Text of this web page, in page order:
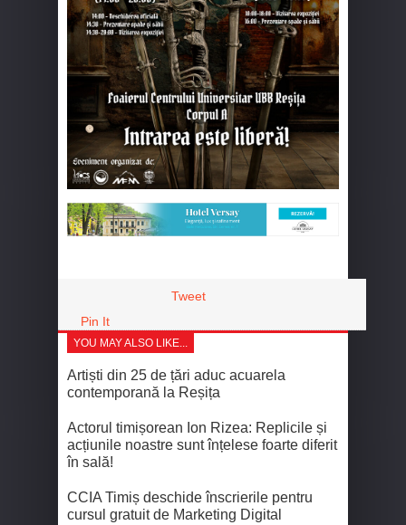
Tweet
Pin It
YOU MAY ALSO LIKE...
Artiști din 25 de țări aduc acuarela
contemporană la Reșița
Actorul timișorean Ion Rizea: Replicile și
acțiunile noastre sunt înțelese foarte diferit
în sală!
CCIA Timiș deschide înscrierile pentru
cursul gratuit de Marketing Digital